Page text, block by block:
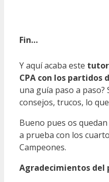
Fin…
Y aquí acaba este
CPA con los partidos
una guía paso a
consejos, trucos, lo
Bueno pues os
a prueba con los
Campeones.
Agradecimientos del